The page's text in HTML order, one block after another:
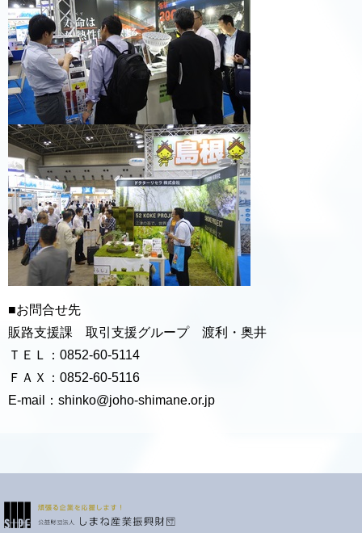
■お問合せ先
販路支援課 取引支援グループ 渡利・奥井
ＴＥＬ：0852‐60‐5114
ＦＡＸ：0852‐60‐5116
E-mail：shinko@joho-shimane.or.jp